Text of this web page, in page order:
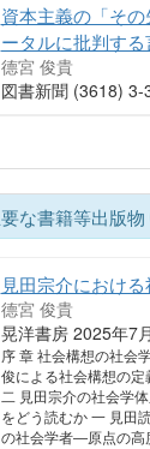
資本主義の「そ
ータルに批判す
德宮 俊貴
図書新聞 (3618)
な書籍等出版物
見田宗介におけ
德宮 俊貴
晃洋書房 2025年7
序 章 社会構想の社会
俊による社会構想の
二 見田宗介の社会学
をどう読むか 一 見田
の社会学者―原点の高